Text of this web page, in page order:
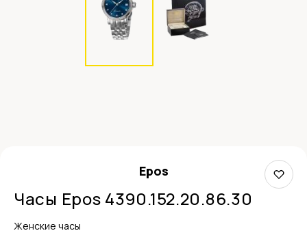
Epos
Часы Epos 4390.152.20.86.30
Женские часы